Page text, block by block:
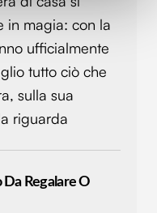
i tuoi dati personali
sezione dettagli. Puoi
in qualsiasi momento
contenuti ed
il nostro sito con i
dei dati web,
in magia: con la
ufficialmente
tutto ciò che
sulla sua
riguarda
Regalare O